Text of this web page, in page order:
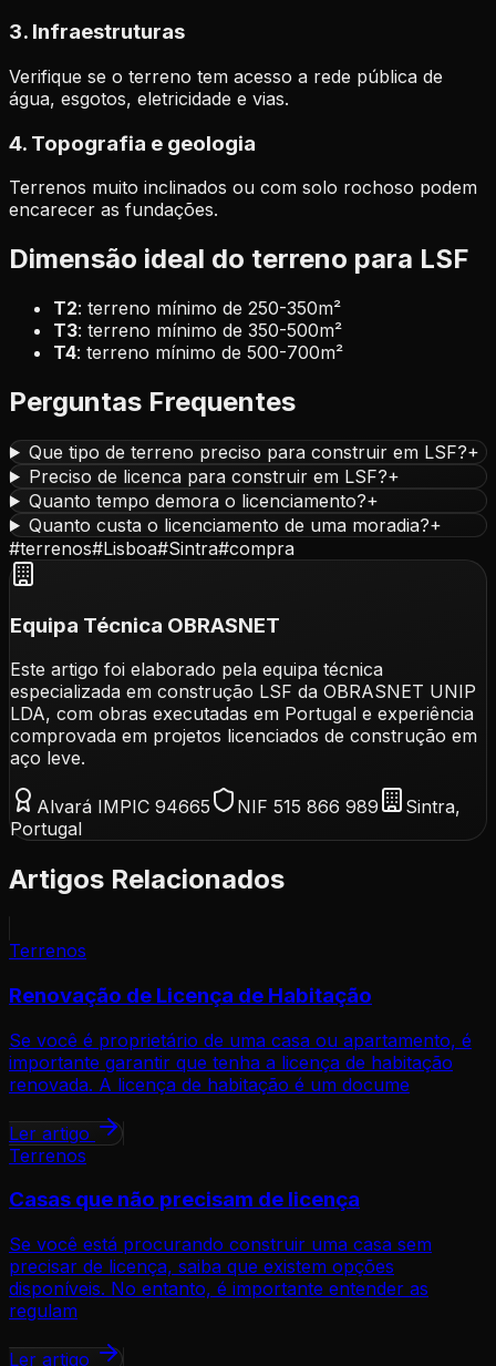
3. Infraestruturas
Verifique se o terreno tem acesso a rede pública de
água, esgotos, eletricidade e vias.
4. Topografia e geologia
Terrenos muito inclinados ou com solo rochoso podem
encarecer as fundações.
Dimensão ideal do terreno para LSF
T2: terreno mínimo de 250-350m²
T3: terreno mínimo de 350-500m²
T4: terreno mínimo de 500-700m²
Perguntas Frequentes
Que tipo de terreno preciso para construir em LSF?+
Preciso de licenca para construir em LSF?+
Quanto tempo demora o licenciamento?+
Quanto custa o licenciamento de uma moradia?+
#terrenos#Lisboa#Sintra#compra
Equipa Técnica OBRASNET
Este artigo foi elaborado pela equipa técnica
especializada em construção LSF da OBRASNET UNIP
LDA, com obras executadas em Portugal e experiência
comprovada em projetos licenciados de construção em
aço leve.
Alvará IMPIC 94665 NIF 515 866 989
Sintra,
Portugal
Artigos Relacionados
Terrenos
Renovação de Licença de Habitação
Se você é proprietário de uma casa ou apartamento, é
importante garantir que tenha a licença de habitação
renovada. A licença de habitação é um docume
Ler artigo
Terrenos
Casas que não precisam de licença
Se você está procurando construir uma casa sem
precisar de licença, saiba que existem opções
disponíveis. No entanto, é importante entender as
regulam
Ler artigo